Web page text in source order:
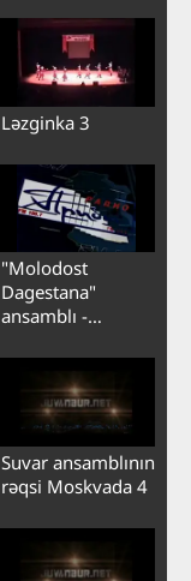
Ləzginka 3
"Molodost
Dagestana"
ansamblı -
Suvar ansamblının
rəqsi Moskvada 4